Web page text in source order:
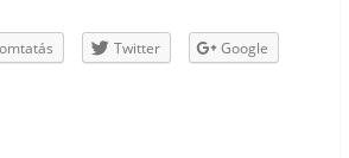
Twitter
Google